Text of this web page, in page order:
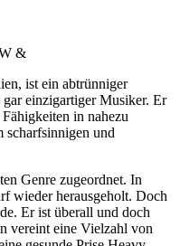
&
ist ein abtrünniger
einzigartiger Musiker. Er
in nahezu
scharfsinnigen und
Genre zugeordnet. In
wieder herausgeholt. Doch
Er ist überall und doch
vereint eine Vielzahl von